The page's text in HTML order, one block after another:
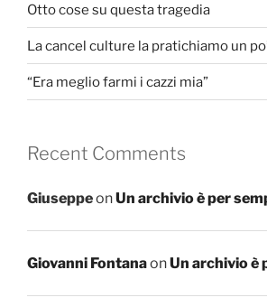
Otto cose su questa tragedia
La cancel culture la pratichiamo un
“Era meglio farmi i cazzi mia”
Recent Comments
GiuseppeonUn archivio è per
Giovanni FontanaonUn archivio è